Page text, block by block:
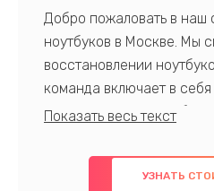
Добро пожаловать в наш
ноутбуков в Москве. Мы
восстановлении
команда включает в
профессионалов с
предлагаем быстрый и
использованиемУЗНАТЬ